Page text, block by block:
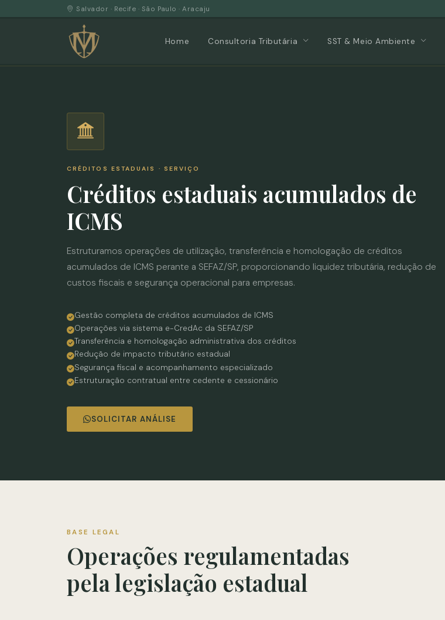
Salvador · Recife · São Paulo · Aracaju
Home Consultoria Tributária SST & Meio Ambiente
CRÉDITOS ESTADUAIS · SERVIÇO
Créditos estaduais acumulados de
ICMS
Estruturamos operações de utilização, transferência e homologação de créditos
acumulados de ICMS perante a SEFAZ/SP, proporcionando liquidez tributária, redução de
custos fiscais e segurança operacional para empresas.
Gestão completa de créditos acumulados de ICMS
Operações via sistema e-CredAc da SEFAZ/SP
Transferência e homologação administrativa dos créditos
Redução de impacto tributário estadual
Segurança fiscal e acompanhamento especializado
Estruturação contratual entre cedente e cessionário
SOLICITAR ANÁLISE
BASE LEGAL
Operações regulamentadas
pela legislação estadual